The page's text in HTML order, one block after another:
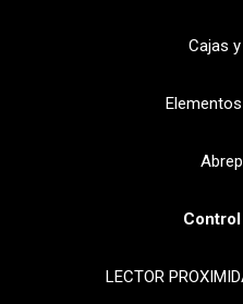
Cajas
LECTOR